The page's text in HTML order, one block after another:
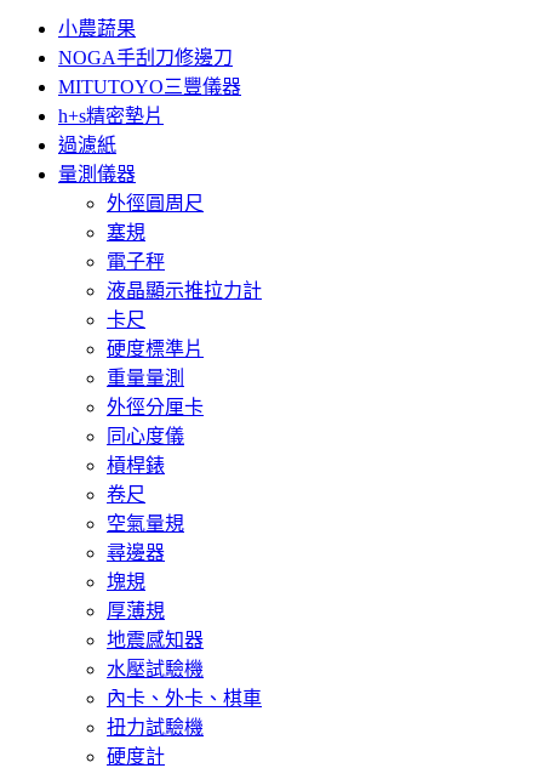
小農蔬果
NOGA手刮刀修邊刀
MITUTOYO三豐儀器
h+s精密墊片
過濾紙
量測儀器
外徑圓周尺
塞規
電子秤
液晶顯示推拉力計
卡尺
硬度標準片
重量量測
外徑分厘卡
同心度儀
槓桿錶
卷尺
空氣量規
尋邊器
塊規
厚薄規
地震感知器
水壓試驗機
內卡、外卡、棋車
扭力試驗機
硬度計